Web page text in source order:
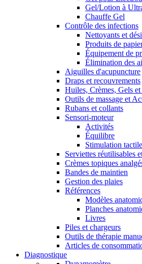
Gel/Lotion à
Chauffe Gel
Contrôle des infections
Nettoyants et
Produits de
Équipement de
Élimination des
Aiguilles d'acupuncture
Draps et recouvrements
Huiles, Crèmes, Gels
Outils de massage et
Rubans et collants
Sensori-moteur
Activités
Équilibre
Stimulation tactile
Serviettes réutilisables
Crèmes topiques
Bandes de maintien
Gestion des plaies
Références
Modèles
Planches
Livres
Piles et chargeurs
Outils de thérapie
Articles de
Diagnostique